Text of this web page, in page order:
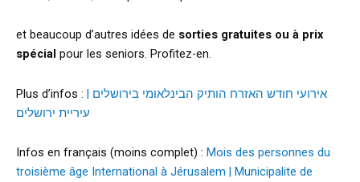
et beaucoup d’autres idées de sorties gratuites ou à prix
spécial pour les seniors. Profitez-en.
Plus d’infos : אירועי חודש האזרח הותיק הבינלאומי בירושלים |
עיריית ירושלים
Infos en français (moins complet) : Mois des personnes du
troisième âge International à Jérusalem | Municipalite de